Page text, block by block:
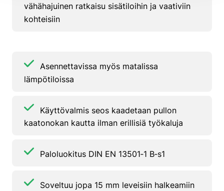
vähähajuinen ratkaisu sisätiloihin ja vaativiin
kohteisiin
Asennettavissa myös matalissa
lämpötiloissa
Käyttövalmis seos kaadetaan pullon
kaatonokan kautta ilman erillisiä työkaluja
Paloluokitus DIN EN 13501‑1 B‑s1
Soveltuu jopa 15 mm leveisiin halkeamiin